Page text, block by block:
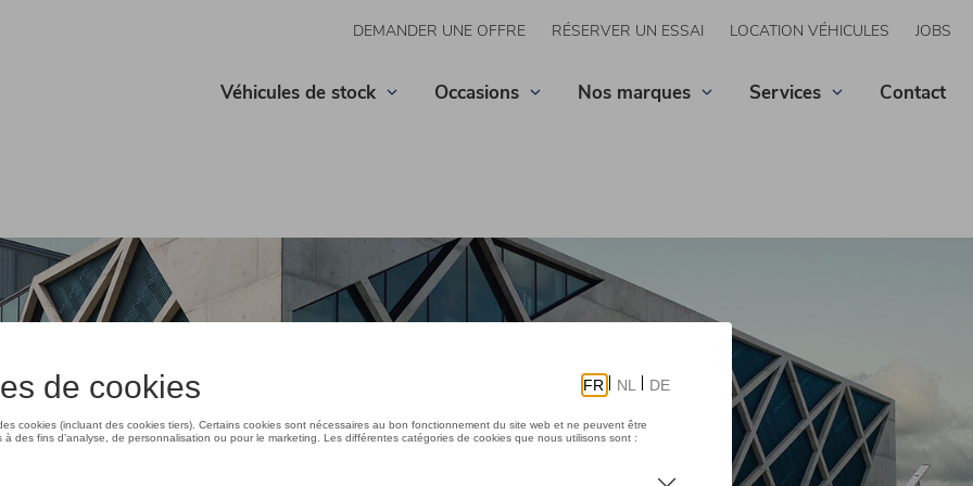
DEMANDER UNE OFFRE RÉSERVER UN ESSAI LOCATION VÉHICULES JOBS
Véhicules de stock Occasions Nos marques Services Contact